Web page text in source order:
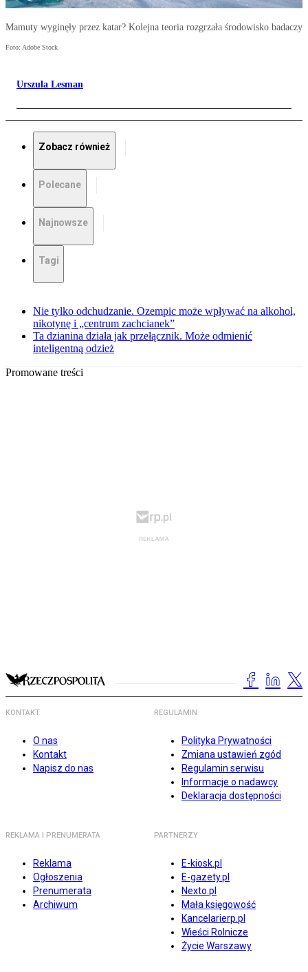
Mamuty wyginęły przez katar? Kolejna teoria rozgrzała środowisko badaczy
Foto: Adobe Stock
Urszula Lesman
Zobacz również
Polecane
Najnowsze
Tagi
Nie tylko odchudzanie. Ozempic może wpływać na alkohol,
nikotynę i „centrum zachcianek”
Ta dzianina działa jak przełącznik. Może odmienić
inteligentną odzież
Promowane treści
KONTAKT
O nas
Kontakt
Napisz do nas
REGULAMIN
Polityka Prywatności
Zmiana ustawień zgód
Regulamin serwisu
Informacje o nadawcy
Deklaracja dostępności
REKLAMA I PRENUMERATA
Reklama
Ogłoszenia
Prenumerata
Archiwum
PARTNERZY
E-kiosk.pl
E-gazety.pl
Nexto.pl
Mała księgowość
Kancelarierp.pl
Wieści Rolnicze
Życie Warszawy